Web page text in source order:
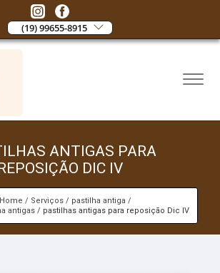
(19) 99655-8915
ANTIGAS PARA
DIC IV
Home Serviços
pastilha antiga
antigas
pastilhas antigas para reposição Dic IV